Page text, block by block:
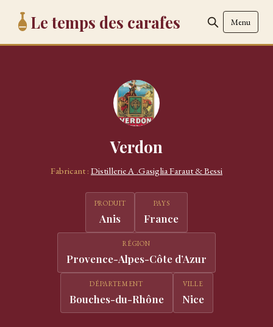
Le temps des carafes Menu
Verdon
Fabricant : Distillerie A .Gasiglia Faraut & Bessi
PRODUIT
Anis
PAYS
France
RÉGION
Provence-Alpes-Côte d’Azur
DÉPARTEMENT
Bouches-du-Rhône
VILLE
Nice